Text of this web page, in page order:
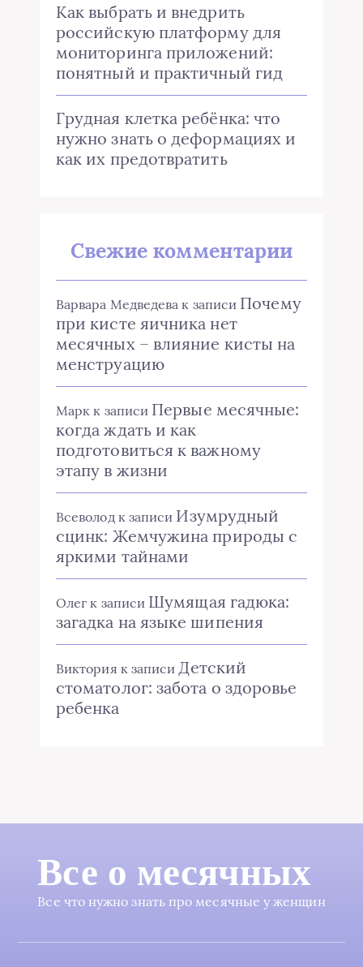
Как выбрать и внедрить
российскую платформу для
мониторинга приложений:
понятный и практичный гид
Грудная клетка ребёнка: что
нужно знать о деформациях и
как их предотвратить
Свежие комментарии
Варвара Медведева к записи Почему
при кисте яичника нет
месячных – влияние кисты на
менструацию
Марк к записи Первые месячные:
когда ждать и как
подготовиться к важному
этапу в жизни
Всеволодк записи Изумрудный
сцинк: Жемчужина природы с
яркими тайнами
Олег к записи Шумящая гадюка:
загадка на языке шипения
Виктория к записи Детский
стоматолог: забота о здоровье
ребенка
Все о месячных
Все что нужно знать про месячные у женщин